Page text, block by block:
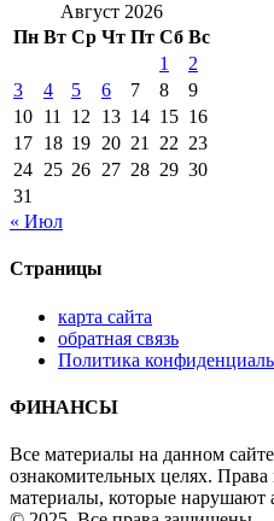
Август 2026
Пн Вт Ср Чт Пт Сб Вс
1
2
3
4 5 6 7 8
9
10 11 12 13 14 15 16
17 18 19 20 21 22 23
24 25 26 27 28 29 30
31
« Июл
Страницы
карта сайта
обратная связь
Политика
ФИНАНСЫ
Все материалы на данном
ознакомительных целях.
материалы, которые нарушают